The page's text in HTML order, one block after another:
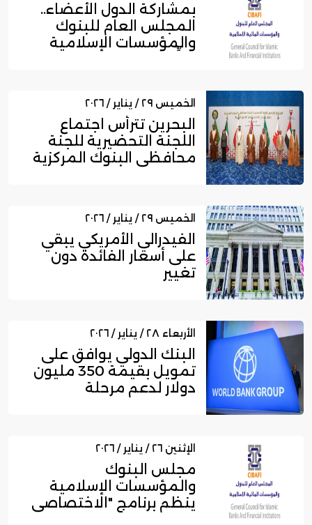
بمشاركة الدول الأعضاء..
المجلس العام للبنوك
والمؤسسات الإسلامية
الخميس ٢٩ / يناير / ٢٠٢٦
البحرين تترأس اجتماع
اللجنة التحضيرية للجنة
محافظي البنوك المركزية
الخميس ٢٩ / يناير / ٢٠٢٦
الفيدرالي الأمريكي يبقي
على أسعار الفائدة دون
تغيير
الأربعاء ٢٨ / يناير / ٢٠٢٦
البنك الدولي يوافق على
تمويل بقيمة 350 مليون
دولار لدعم مرحلة
الإثنين ٢٦ / يناير / ٢٠٢٦
مجلس البنوك
والمؤسسات الإسلامية
ينظم برنامج "الاختصاصي